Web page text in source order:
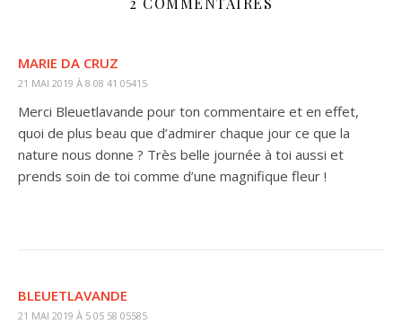
MARIE DA CRUZ
21 MAI 2019 À 8 08 41 05415
Merci Bleuetlavande pour ton commentaire et en effet,
quoi de plus beau que d’admirer chaque jour ce que la
nature nous donne ? Très belle journée à toi aussi et
prends soin de toi comme d’une magnifique fleur !
BLEUETLAVANDE
21 MAI 2019 À 5 05 58 05585